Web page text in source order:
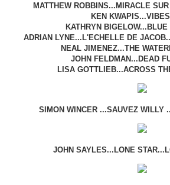
MATTHEW ROBBINS...MIRACLE
KEN
KATHRYN
ADRIAN LYNE...L'ECHELLE DE
NEAL JIMENEZ...THE
JOHN FELDMAN...DEAD
LISA GOTTLIEB...ACROSS
SIMON WINCER ...SAUVEZ WILLY
JOHN SAYLES...LONE